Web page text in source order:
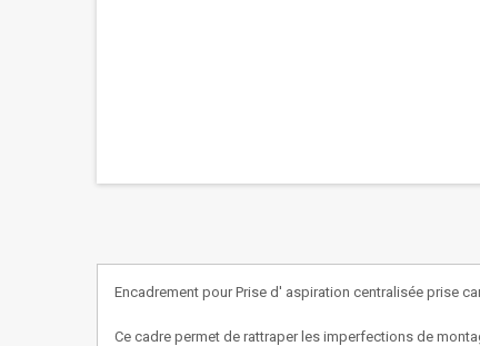
Encadrement pour Prise d' aspiration centralisée prise
Ce cadre permet de rattraper les imperfections de